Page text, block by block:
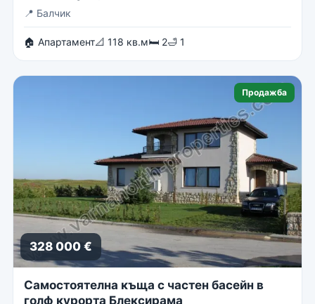
📍 Балчик
🏠 Апартамент📐 118 кв.м🛏 2🛁 1
Продажба
328 000 €
Самостоятелна къща с частен басейн в
голф курорта Блексирама